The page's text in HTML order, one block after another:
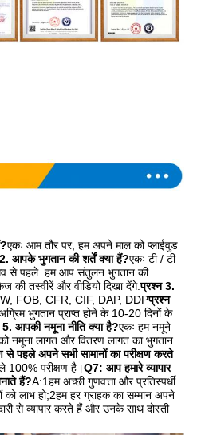
एकः आम तौर पर, हम अपने माल को प्लाईवुड
आपके भुगतान की शर्तें क्या हैं?एकः टी / टी
से पहले. हम आप संतुलन भुगतान की
की तस्वीरें और वीडियो दिखा देंगे.प्रश्न 3.
FOB, CFR, CIF, DAP, DDPप्रश्न
भुगतान प्राप्त होने के 10-20 दिनों के
5. आपकी नमूना नीति क्या है?एकः हम नमूने
नमूना लागत और वितरण लागत का भुगतान
पहले अपने सभी सामानों का परीक्षण करते
100% परीक्षण है।Q7: आप हमारे व्यापार
हैं?A:1हम अच्छी गुणवत्ता और प्रतिस्पर्धी
को लाभ हो;2हम हर ग्राहक का सम्मान अपने
से व्यापार करते हैं और उनके साथ दोस्ती